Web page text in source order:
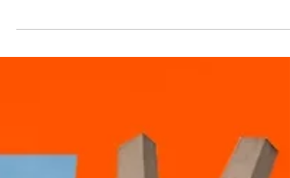
Brasil
atender ciclistas em busca de alto
desempenho e produtos premium